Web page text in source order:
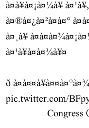
à¤à¥à¤¡à¤¼à¥
à¤®à¤¿à¤²à¤à¤°
à¤¸à¥
à¤¹à¥à¤à¤¾à¥¤
ð
pic.twitter.com/